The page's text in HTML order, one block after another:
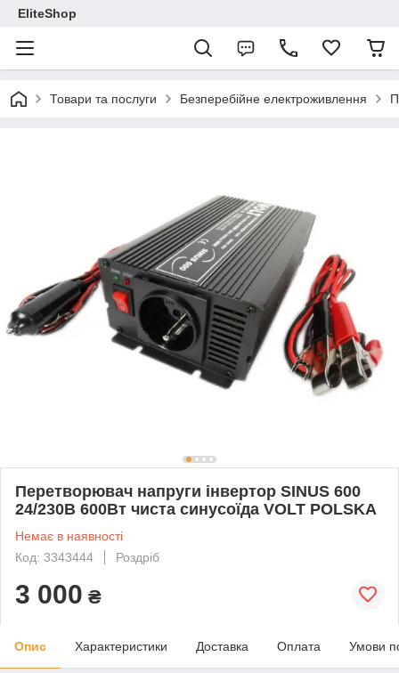
EliteShop
Товари та послуги Безперебійне електроживлення
Перетворювач напруги інвертор SINUS 600
24/230В 600Вт чиста синусоїда VOLT POLSKA
Немає в наявності
Код: 3343444
Роздріб
3 000 ₴
Опис Характеристики Доставка Оплата Умови